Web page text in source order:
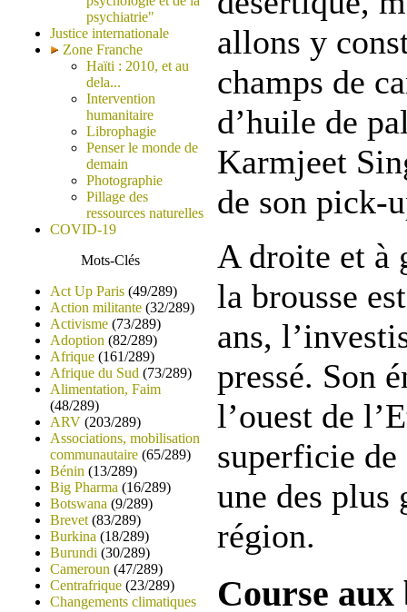
psychiatrie"
Justice internationale
Zone Franche
Haïti : 2010, et au
dela...
Intervention
humanitaire
Librophagie
Penser le monde de
demain
Photographie
Pillage des
ressources naturelles
COVID-19
Mots-Clés
Act Up Paris (49/289)
Action militante (32/289)
Activisme (73/289)
Adoption (82/289)
Afrique (161/289)
Afrique du Sud (73/289)
Alimentation, Faim
(48/289)
ARV (203/289)
Associations, mobilisation
communautaire (65/289)
Bénin (13/289)
Big Pharma (16/289)
Botswana (9/289)
Brevet (83/289)
Burkina (18/289)
Burundi (30/289)
Cameroun (47/289)
Centrafrique (23/289)
Changements climatiques
allons y
champs de
d’huile de
Karmjeet
de son pick-
A droite et à
la brousse
ans,
pressé. Son
l’ouest de
superficie de
une des plus
région.
Course